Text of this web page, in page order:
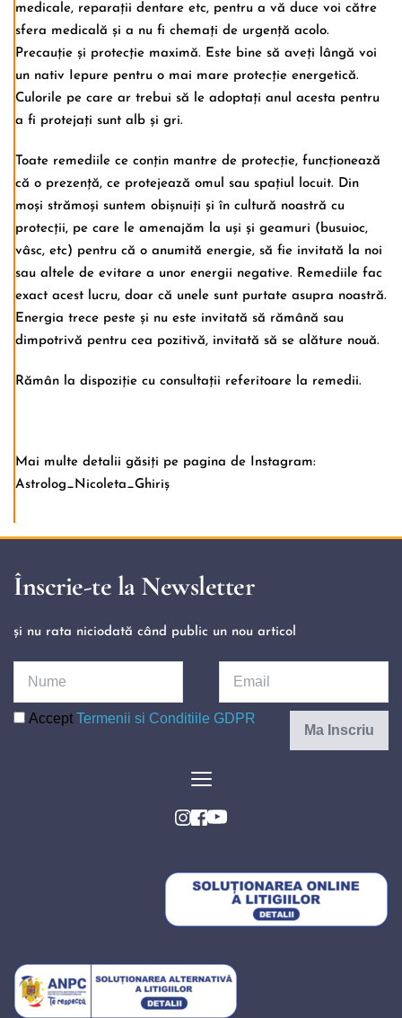
medicale, reparații dentare etc, pentru a vă duce voi către
sfera medicală și a nu fi chemați de urgență acolo.
Precauție și protecție maximă. Este bine să aveți lângă voi
un nativ Iepure pentru o mai mare protecție energetică.
Culorile pe care ar trebui să le adoptați anul acesta pentru
a fi protejați sunt alb și gri.
Toate remediile ce conțin mantre de protecție, funcționează
că o prezență, ce protejează omul sau spațiul locuit. Din
moși strămoși suntem obișnuiți și în cultură noastră cu
protecții, pe care le amenajăm la uși și geamuri (busuioc,
vâsc, etc) pentru că o anumită energie, să fie invitată la noi
sau altele de evitare a unor energii negative. Remediile fac
exact acest lucru, doar că unele sunt purtate asupra noastră.
Energia trece peste și nu este invitată să rămână sau
dimpotrivă pentru cea pozitivă, invitată să se alăture nouă.
Rămân la dispoziție cu consultații referitoare la remedii.
Mai multe detalii găsiți pe pagina de Instagram:
Astrolog_Nicoleta_Ghiriș
Înscrie-te la Newsletter
și nu rata niciodată când public un nou articol
Accept Termenii si Conditiile GDPR